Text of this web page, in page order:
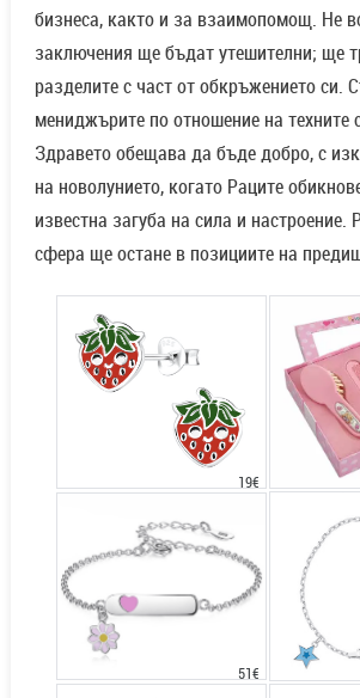
бизнеса, както и за взаимопомощ. Не
заключения ще бъдат утешителни; ще
разделите с част от обкръжението си.
мениджърите по отношение на техните
Здравето обещава да бъде добро, с
на новолунието, когато Раците
известна загуба на сила и настроение.
сфера ще остане в позициите на
19€
51€